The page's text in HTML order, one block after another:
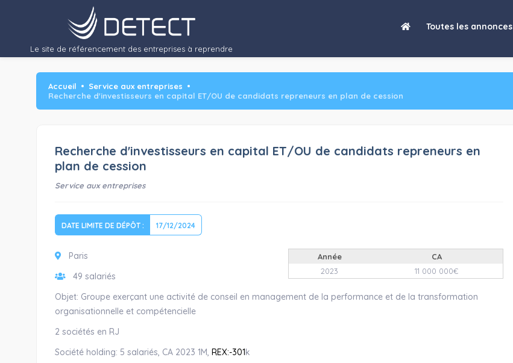
Le site de référencement des entreprises à reprendre
Toutes les annonces
Accueil
Service aux entreprises
Recherche d'investisseurs en capital ET/OU de candidats repreneurs en plan de cession
Recherche d'investisseurs en capital ET/OU de candidats repreneurs en
plan de cession
Service aux entreprises
DATE LIMITE DE DÉPÔT : 17/12/2024
Paris
49 salariés
Année
CA
2023
11 000 000€
Objet: Groupe exerçant une activité de conseil en management de la performance et de la transformation
organisationnelle et compétencielle
2 sociétés en RJ
Société holding: 5 salariés, CA 2023 1M, REX:-301k